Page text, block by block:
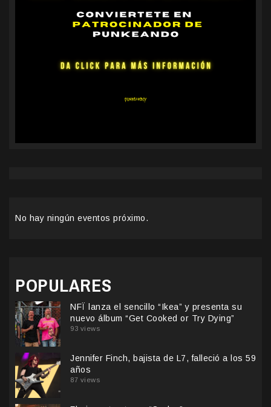
No hay ningún eventos próximo.
POPULARES
NFÏ lanza el sencillo “Ikea” y presenta su
nuevo álbum “Get Cooked or Try Dying”
93 views
Jennifer Finch, bajista de L7, falleció a los 59
años
87 views